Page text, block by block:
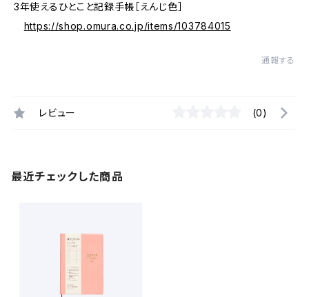
3年使えるひとこと記録手帳［えんじ色］
https://shop.omura.co.jp/items/103784015
通報する
レビュー (0)
最近チェックした商品